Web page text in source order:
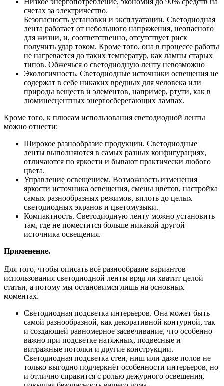
счетах за электричество.
Безопасность установки и эксплуатации. Светодиодная
лента работает от небольшого напряжения, неопасного
для жизни, и, соответственно, отсутствует риск
получить удар током. Кроме того, она в процессе работы
не нагревается до таких температур, как лампы старых
типов. Обжечься о светодиодную ленту невозможно
Экологичность. Светодиодные источники освещения не
содержат в себе никаких вредных для человека или
природы веществ и элементов, например, ртути, как в
люминесцентных энергосберегающих лампах.
Кроме того, к плюсам использования светодиодной ленты
можно отнести:
Широкое разнообразие продукции. Светодиодные
ленты выполняются в самых разных конфигурациях,
отличаются по яркости и бывают практически любого
цвета.
Управление освещением. Возможность изменения
яркости источника освещения, смены цветов, настройка
самых разнообразных режимов, вплоть до целых
светодиодных экранов и цветомузыки.
Компактность. Светодиодную ленту можно установить
там, где не поместится больше никакой другой
источника освещения.
Применение.
Для того, чтобы описать всё разнообразие вариантов
использования светодиодной ленты вряд ли хватит целой
статьи, а потому мы остановимся лишь на основных
моментах.
Светодиодная подсветка интерьеров. Она может быть
самой разнообразной, как декоративной контурной, так
и создающей равномерное засвечивание, что особенно
важно при подсветке натяжных, подвесные и
витражные потолки и другие конструкции.
Светодиодная подсветка стен, ниш или даже полов не
только выгодно подчеркнёт особенности интерьеров, но
и отлично справится с ролью дежурного освещения,